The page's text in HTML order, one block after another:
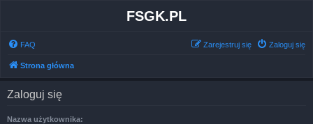
FSGK.PL
FAQ Zaloguj się
Zarejestruj się
Strona główna
Zaloguj się
Nazwa użytkownika: